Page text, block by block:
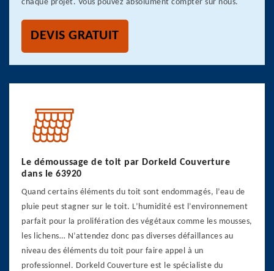
chaque projet. Vous pouvez absolument compter sur nous.
DEVIS GRATUIT
Le démoussage de toit par Dorkeld Couverture
dans le 63920
Quand certains éléments du toit sont endommagés, l’eau de
pluie peut stagner sur le toit. L’humidité est l’environnement
parfait pour la prolifération des végétaux comme les mousses,
les lichens… N’attendez donc pas diverses défaillances au
niveau des éléments du toit pour faire appel à un
professionnel. Dorkeld Couverture est le spécialiste du